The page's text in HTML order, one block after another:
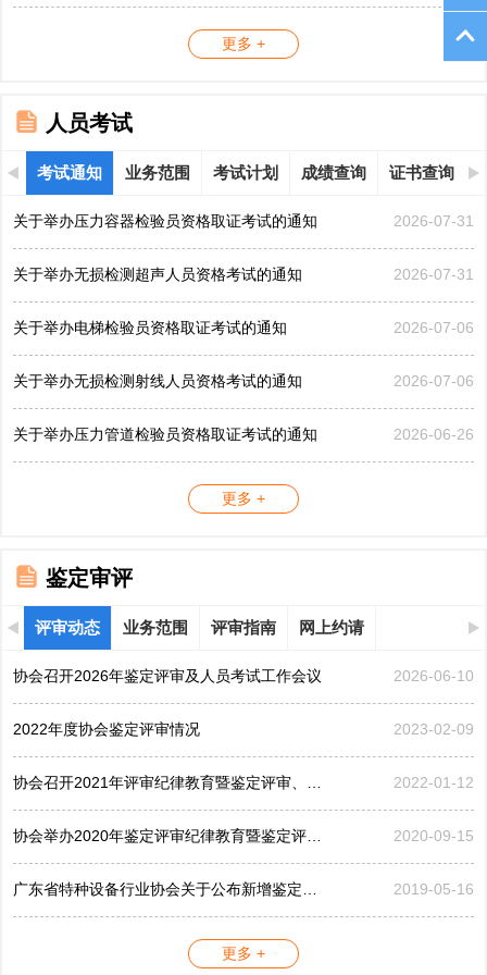
更多 +
人员考试
考试通知 业务范围 考试计划 成绩查询 证书查询
关于举办压力容器检验员资格取证考试的通知 2026-07-31
关于举办无损检测超声人员资格考试的通知 2026-07-31
关于举办电梯检验员资格取证考试的通知 2026-07-06
关于举办无损检测射线人员资格考试的通知 2026-07-06
关于举办压力管道检验员资格取证考试的通知 2026-06-26
更多 +
鉴定审评
评审动态 业务范围 评审指南 网上约请
协会召开2026年鉴定评审及人员考试工作会议 2026-06-10
2022年度协会鉴定评审情况 2023-02-09
协会召开2021年评审纪律教育暨鉴定评审、考评工作会议 2022-01-12
协会举办2020年鉴定评审纪律教育暨鉴定评审工作会议 2020-09-15
广东省特种设备行业协会关于公布新增鉴定评审员的公告... 2019-05-16
更多 +